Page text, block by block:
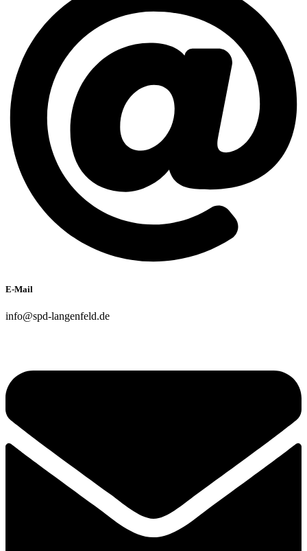
E-Mail
info@spd-langenfeld.de